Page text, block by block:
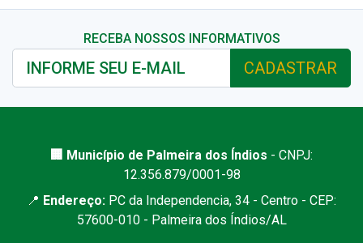
RECEBA NOSSOS INFORMATIVOS
CADASTRAR
🏢 Município de Palmeira dos Índios - CNPJ:
12.356.879/0001-98
📍 Endereço: PC da Independencia, 34 - Centro - CEP:
57600-010 - Palmeira dos Índios/AL